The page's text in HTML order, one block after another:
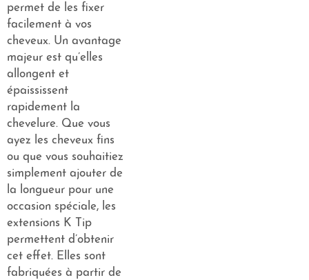
permet de les fixer
facilement à vos
cheveux. Un avantage
majeur est qu’elles
allongent et
épaississent
rapidement la
chevelure. Que vous
ayez les cheveux fins
ou que vous souhaitiez
simplement ajouter de
la longueur pour une
occasion spéciale, les
extensions K Tip
permettent d’obtenir
cet effet. Elles sont
fabriquées à partir de